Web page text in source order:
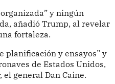
y ningún
añadió Trump, al revelar
fortaleza.
planificación y ensayos” y
de Estados Unidos,
general Dan Caine.